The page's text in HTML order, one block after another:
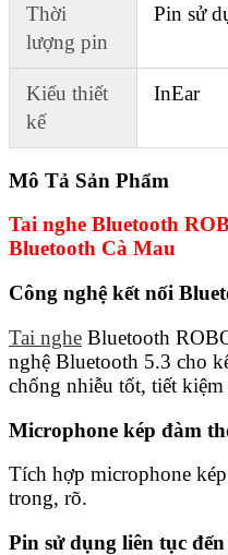
Thời
lượng pin
Pin sử
Kiểu thiết
kế
InEar
Mô Tả Sản Phẩm
Tai nghe Bluetooth
Bluetooth Cà Mau
Công nghệ kết nối
Tai nghe Bluetooth
nghệ Bluetooth 5.3 cho
chống nhiễu tốt, tiết
Microphone kép đàm
Tích hợp microphone
trong, rõ.
Pin sử dụng liên tục